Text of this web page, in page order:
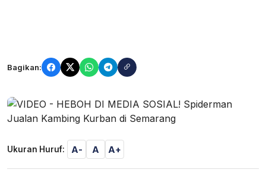
Bagikan:
Ukuran Huruf: A- A A+